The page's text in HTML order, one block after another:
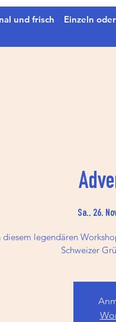
und frisch Einzeln
Sa., 26.
diesem legendären
Schweizer